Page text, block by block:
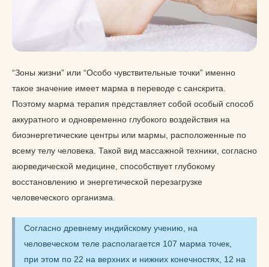
“Зоны жизни” или “Особо чувствительные точки” именно
такое значение имеет марма в переводе с санскрита.
Поэтому марма терапия представляет собой особый способ
аккуратного и одновременно глубокого воздействия на
биоэнергетические центры или мармы, расположенные по
всему телу человека. Такой вид массажной техники, согласно
аюрведической медицине, способствует глубокому
восстановлению и энергетической перезагрузке
человеческого организма.
Согласно древнему индийскому учению, на
человеческом теле располагается 107 марма точек,
при этом по 22 на верхних и нижних конечностях, 12 на